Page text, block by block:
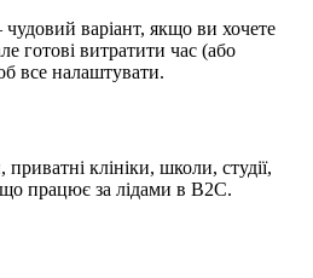
варіант, якщо ви хочете
готові витратити час (або
все налаштувати.
клініки, школи, студії,
працює за лідами в B2C.